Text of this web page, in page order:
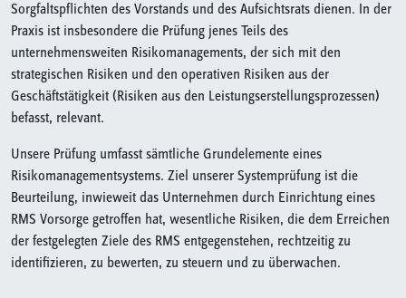
Sorgfaltspflichten des Vorstands und des Aufsichtsrats dienen. In der
Praxis ist insbesondere die Prüfung jenes Teils des
unternehmensweiten Risikomanagements, der sich mit den
strategischen Risiken und den operativen Risiken aus der
Geschäftstätigkeit (Risiken aus den Leistungserstellungsprozessen)
befasst, relevant.
Unsere Prüfung umfasst sämtliche Grundelemente eines
Risikomanagementsystems. Ziel unserer Systemprüfung ist die
Beurteilung, inwieweit das Unternehmen durch Einrichtung eines
RMS Vorsorge getroffen hat, wesentliche Risiken, die dem Erreichen
der festgelegten Ziele des RMS entgegenstehen, rechtzeitig zu
identifizieren, zu bewerten, zu steuern und zu überwachen.